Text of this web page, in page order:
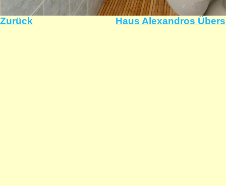
Zurück Haus Alexandros